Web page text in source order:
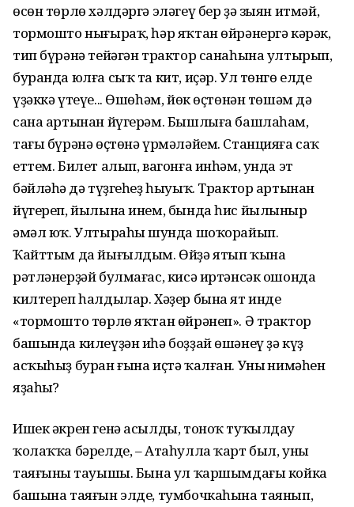
өсөн төрлө хәлдәргә эләгеү бер ҙә зыян итмәй,
тормошто нығыраҡ, һәр яҡтан өйрәнергә кәрәк,
тип бүрәнә тейәгән трактор санаһына ултырып,
буранда юлға сыҡ та кит, иҫәр. Ул төнгө елдең
үҙәккә үтеүе... Өшөһәм, йөк өҫтөнән төшәм дә
сана артынан йүгерәм. Бышлыға башлаһам,
тағы бүрәнә өҫтөнә үрмәләйем. Станцияға саҡ
еттем. Билет алып, вагонға инһәм, унда эт
бәйләһәң дә түҙгеһеҙ һыуыҡ. Трактор артынан
йүгереп, йылына инем, бында һис йылыныр
әмәл юҡ. Ултыраһың шунда шоҡорайып.
Ҡайттым да йығылдым. Өйҙә ятып ҡына
рәтләнерҙәй булмағас, кисә иртәнсәк ошонда
килтереп һалдылар. Хәҙер бына ят инде
«тормошто төрлө яҡтан өйрәнеп». Ә трактор
башында килеүҙән иһә боҙҙай өшәнеү ҙә күҙ
асҡыһыҙ буран ғына иҫтә ҡалған. Уның нимәһен
яҙаһың?
Ишек әкрен генә асылды, тоноҡ туҡылдау
ҡолаҡҡа бәрелде, – Атаһулла ҡарт был, уның
таяғының тауышы. Бына ул ҡаршымдағы койка
башына таяғын элде, тумбочкаһына таянып,